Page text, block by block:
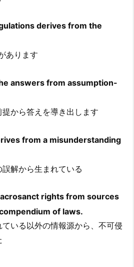
derives from the
あります
answers from assumption-
から答えを導き出します
from a misunderstanding
解から生まれている
rights from sources
of laws.
いる以外の情報源から、不可侵